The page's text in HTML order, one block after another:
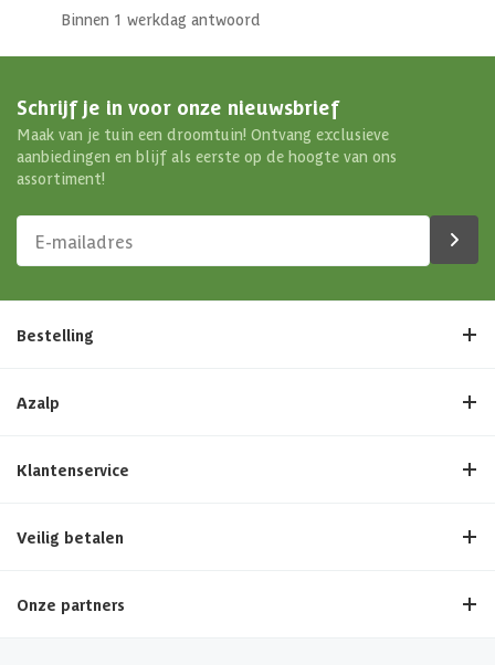
Binnen 1 werkdag antwoord
Schrijf je in voor onze nieuwsbrief
Maak van je tuin een droomtuin! Ontvang exclusieve
aanbiedingen en blijf als eerste op de hoogte van ons
assortiment!
Bestelling
Azalp
Klantenservice
Veilig betalen
Onze partners